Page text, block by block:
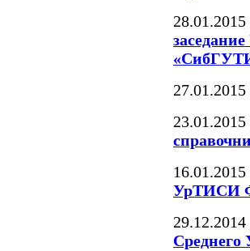
28.01.2015
27.01.2015
23.01.2015
16.01.2015
УрТИСИ
29.12.2014